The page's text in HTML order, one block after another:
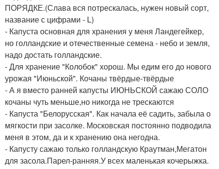
ПОРЯДКЕ.(Слава вся потрескалась, нужен новый сорт,
название с цифрами - L)
- Капуста основная для хранения у меня Ландегейкер,
но голландские и отечественные семена - небо и земля,
надо достать голландские.
- Для хранение "Колобок" хорош. Мы едим его до нового
урожая "Июньской". Кочаны твёрдые-твёрдые
- А я вместо ранней капусты ИЮНЬСКОЙ сажаю СОЛО
кочаны чуть меньше,но никогда не трескаются
- Капуста "Белорусская". Как начала её садить, забыла о
мягкости при засолке. Московская постоянно подводила
меня в этом, да и к хранению она негодна.
- Капусту сажаю только голландскую Краутман,Мегатон
для засола.Парел-ранняя.У всех маленькая кочерыжка.